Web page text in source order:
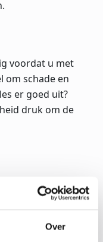
Over
voordat u met
om schade en
er goed uit?
druk om de
zorgen voor